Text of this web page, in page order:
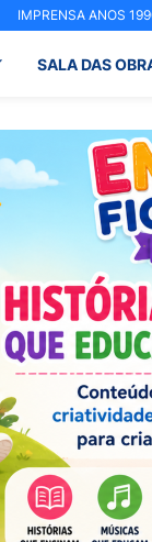
IMPRENSA ANOS
SALA DAS